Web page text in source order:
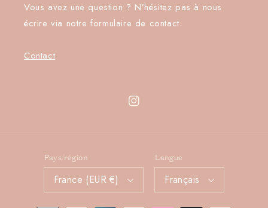
Vous avez une question ? N’hésitez pas à nous
écrire via notre formulaire de contact.
Contact
Instagram
Pays/région
France (EUR €)
Langue
Français